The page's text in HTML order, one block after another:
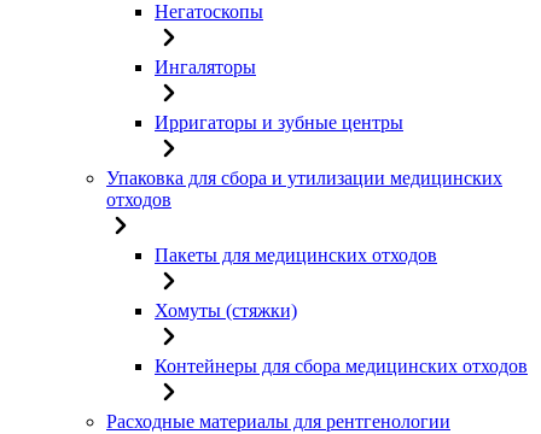
Негатоскопы
Ингаляторы
Ирригаторы и зубные центры
Упаковка для сбора и утилизации медицинских
отходов
Пакеты для медицинских отходов
Хомуты (стяжки)
Контейнеры для сбора медицинских отходов
Расходные материалы для рентгенологии